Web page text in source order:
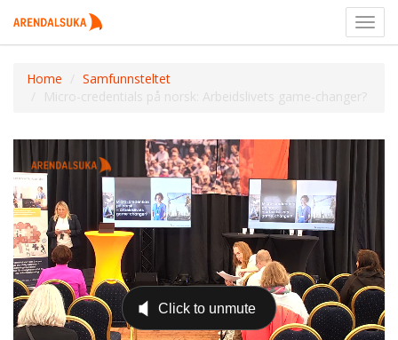
Home
Samfunnsteltet
Micro-credentials på norsk: Arbeidslivets game-changer?